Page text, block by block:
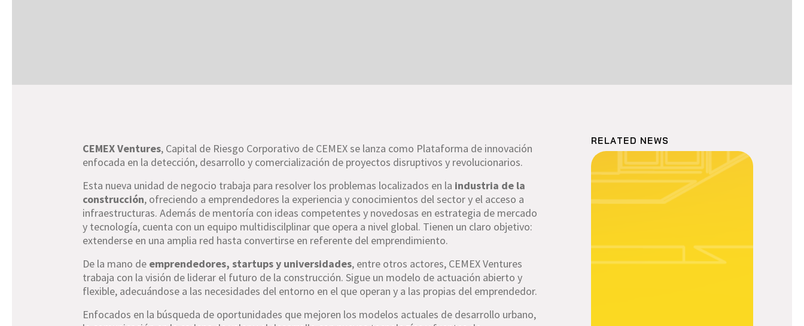
CEMEX Ventures, Capital de Riesgo Corporativo de CEMEX se lanza como Plataforma de innovación
enfocada en la detección, desarrollo y comercialización de proyectos disruptivos y revolucionarios.
Esta nueva unidad de negocio trabaja para resolver los problemas localizados en la industria de la
construcción, ofreciendo a emprendedores la experiencia y conocimientos del sector y el acceso a
infraestructuras. Además de mentoría con ideas competentes y novedosas en estrategia de mercado
y tecnología, cuenta con un equipo multidiscilplinar que opera a nivel global. Tienen un claro objetivo:
extenderse en una amplia red hasta convertirse en referente del emprendimiento.
De la mano de emprendedores, startups y universidades, entre otros actores, CEMEX Ventures
trabaja con la visión de liderar el futuro de la construcción. Sigue un modelo de actuación abierto y
flexible, adecuándose a las necesidades del entorno en el que operan y a las propias del emprendedor.
Enfocados en la búsqueda de oportunidades que mejoren los modelos actuales de desarrollo urbano,
RELATED NEWS